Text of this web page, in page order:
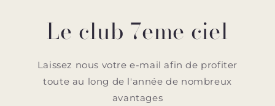
Le club 7eme ciel
Laissez nous votre e-mail afin de profiter
toute au long de l'année de nombreux
avantages